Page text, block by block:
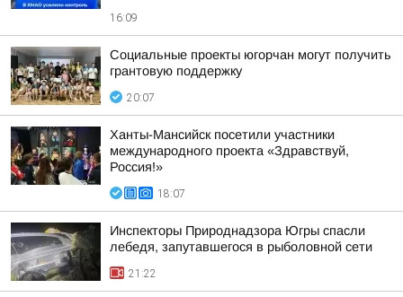
16:09
Социальные проекты югорчан могут получить
грантовую поддержку
20:07
Ханты-Мансийск посетили участники
международного проекта «Здравствуй,
Россия!»
18:07
Инспекторы Природнадзора Югры спасли
лебедя, запутавшегося в рыболовной сети
21:22